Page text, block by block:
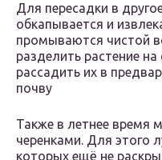
Для пересадки в
обкапывается и
промываются чистой
разделить растение
рассадить их в
почву
Также в летнее время
черенками. Для этого
которых ещё не